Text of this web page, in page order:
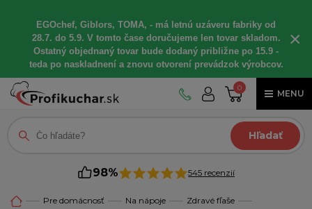
EGOchef, Giblors, TOMA, - má letnú uzáveru fabriky od
28.7. do 5.9. V tomto čase doručujeme len tovar skladom.
Ostatný objednaný tovar bude dodaný približne po 15.9 -
teda po naskladnení a znovu otvorení prevádzok výrobcov.
×
0
MENU
Hľadať
98% 545 recenzií
Pre domácnosť Na nápoje
Zdravé fľaše